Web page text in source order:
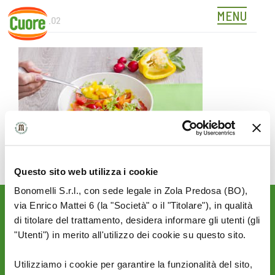
Questo sito web utilizza i cookie
Bonomelli S.r.l., con sede legale in Zola Predosa (BO),
via Enrico Mattei 6 (la "Società" o il "Titolare"), in qualità
di titolare del trattamento, desidera informare gli utenti (gli
"Utenti") in merito all'utilizzo dei cookie su questo sito.
Utilizziamo i cookie per garantire la funzionalità del sito,
Skip
content
MENU
422017_02
Rimani aggiornato sulle
novità del mondo Cuore: